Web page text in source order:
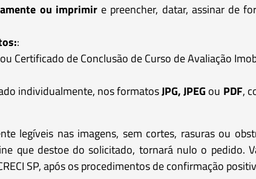
ou imprimire preencher, datar, assinar de
:
Certificado de Conclusão de Curso de Avaliação
individualmente, nos formatosJPG, JPEG ou PDF,
legíveis nas imagens, sem cortes, rasuras ou
que destoe do solicitado, tornará nulo o pedido.
SP, após os procedimentos de confirmação